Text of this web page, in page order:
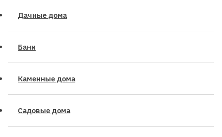
Дачные дома
Бани
Каменные дома
Садовые дома